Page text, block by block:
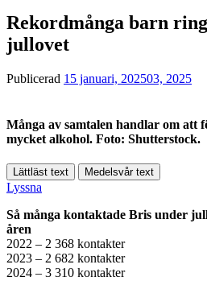
Rekordmånga barn
jullovet
Publicerad 15 januari, 202503, 2025
Många av samtalen handlar om
mycket alkohol. Foto: Shutterstock.
Lättläst text Medelsvår text
Lyssna
Så många kontaktade Bris under
åren
2022 – 2 368 kontakter
2023 – 2 682 kontakter
2024 – 3 310 kontakter